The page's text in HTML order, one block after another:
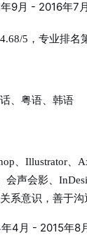
9月 - 2016年7
5，专业排名
、粤语、韩语
、Illustrator、
会声会影、
系意识，善于
4月 - 2015年8